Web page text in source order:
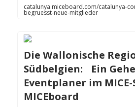
catalunya.miceboard.com/catalunya-
begruesst-neue-mitglieder
Die Wallonische
Südbelgien: Ein
Eventplaner im
MICEboard